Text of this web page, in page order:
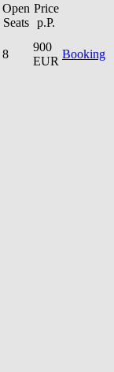
Open
Seats
Price
p.P.
8
900
EUR
Booking